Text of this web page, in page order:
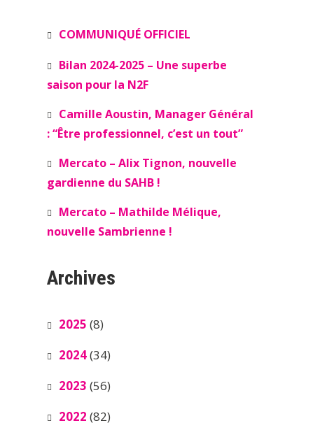
COMMUNIQUÉ OFFICIEL
Bilan 2024-2025 – Une superbe
saison pour la N2F
Camille Aoustin, Manager Général
: “Être professionnel, c’est un tout”
Mercato – Alix Tignon, nouvelle
gardienne du SAHB !
Mercato – Mathilde Mélique,
nouvelle Sambrienne !
Archives
2025 (8)
2024(34)
2023 (56)
2022 (82)